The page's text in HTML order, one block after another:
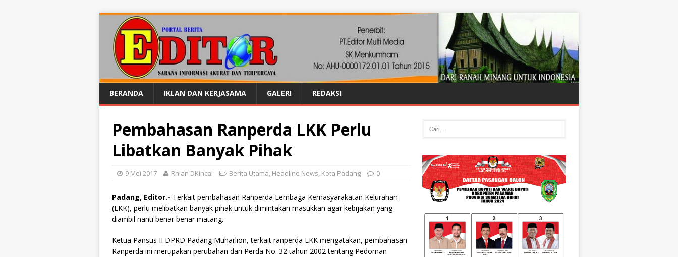
BERANDA IKLAN DAN KERJASAMA GALERI REDAKSI
Pembahasan Ranperda LKK Perlu
Libatkan Banyak Pihak
9 Mei 2017 Rhian DKincai Berita Utama, Headline News, Kota Padang 0
Padang, Editor.- Terkait pembahasan Ranperda Lembaga Kemasyarakatan Kelurahan
(LKK), perlu melibatkan banyak pihak untuk dimintakan masukkan agar kebijakan yang
diambil nanti benar benar matang.
Ketua Pansus II DPRD Padang Muharlion, terkait ranperda LKK mengatakan, pembahasan
Ranperda ini merupakan perubahan dari Perda No. 32 tahun 2002 tentang Pedoman